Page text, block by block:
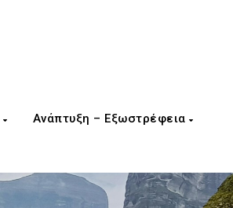
Ανάπτυξη – Εξωστρέφεια